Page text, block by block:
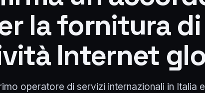
la fornitura di
Internet
operatore di servizi internazionali in Italia